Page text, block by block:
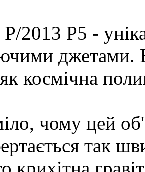
2013 P5 -
джетами.
космічна
чому цей
так